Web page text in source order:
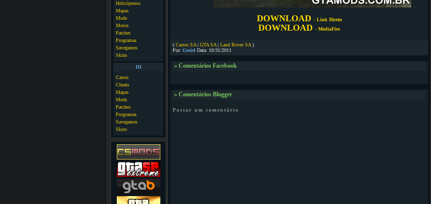
Helicópteros
Mapas
Mods
Motos
Patches
Programas
Savegames
Skins
III
Carros
Cheats
Mapas
Mods
Patches
Programas
Savegames
Skins
DOWNLOAD - Link Direto
DOWNLOAD- MediaFire
( Carros SA | GTA SA | Land Rover SA )
Por: Gesiel Data: 10/31/2011
» Comentários Facebook
» Comentários Blogger
Postar um comentário